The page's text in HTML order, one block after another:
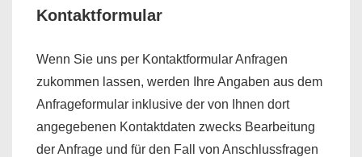
Kontaktformular
Wenn Sie uns per Kontaktformular Anfragen
zukommen lassen, werden Ihre Angaben aus dem
Anfrageformular inklusive der von Ihnen dort
angegebenen Kontaktdaten zwecks Bearbeitung
der Anfrage und für den Fall von Anschlussfragen